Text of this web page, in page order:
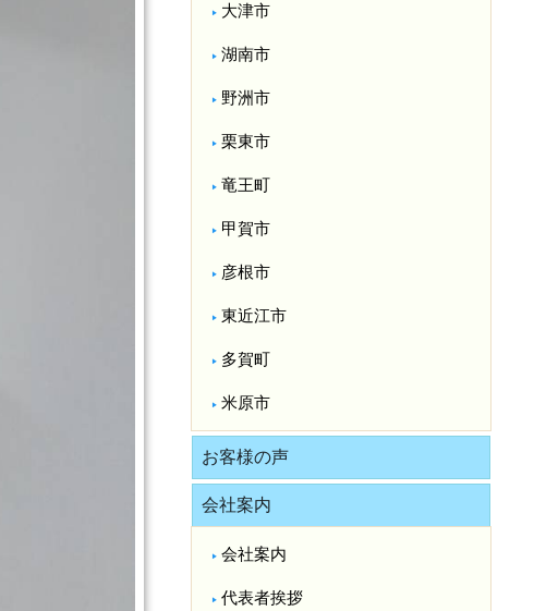
大津市
湖南市
野洲市
栗東市
竜王町
甲賀市
彦根市
東近江市
多賀町
米原市
お客様の声
会社案内
会社案内
代表者挨拶